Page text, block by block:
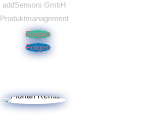
addSensors GmbH
Produktmanagement
Folgen
Folgen